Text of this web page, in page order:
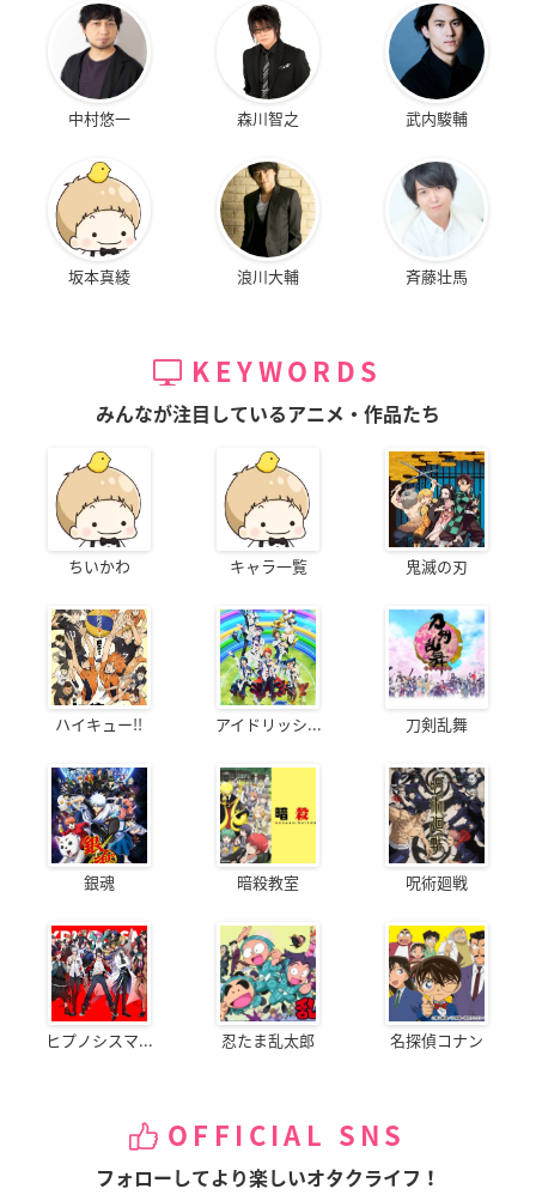
中村悠一 森川智之 武内駿輔
坂本真綾 浪川大輔 斉藤壮馬
KEYWORDS
みんなが注目しているアニメ・作品たち
ちいかわ キャラ一覧 鬼滅の刃
ハイキュー!! アイドリッシ... 刀剣乱舞
銀魂 暗殺教室 呪術廻戦
ヒプノシスマ... 忍たま乱太郎 名探偵コナン
OFFICIAL SNS
フォローしてより楽しいオタクライフ！